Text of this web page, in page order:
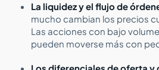
La liquidez y el flujo de
mucho cambian los precios
Las acciones con bajo
pueden moverse más con